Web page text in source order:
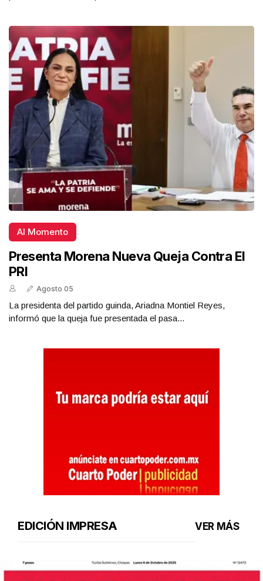
Al Momento
Presenta Morena Nueva Queja Contra El
PRI
Agosto 05
La presidenta del partido guinda, Ariadna Montiel Reyes,
informó que la queja fue presentada el pasa...
EDICIÓN IMPRESA VER MÁS